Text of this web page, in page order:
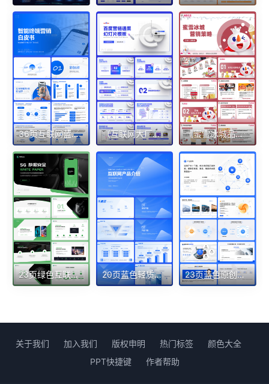
36页互联网蓝白行业分析报告传媒大学PPT模板 （互联网大厂专题02）62页原创百度定制蓝色主题3D立体感PPT模板 《蜜雪冰城品牌营销策略》市场调研分析28页PPT完整模板
23页绿色互联网发布会汇报总结年度答辩作品展示PPT模版 20页蓝色轻质感高端互联网样机产品介绍手册 23页蓝色原创品牌宣传web网页逻辑架构PPT模板
关于我们 加入我们 版权申明 热门标签
颜色大全
PPT快捷键
作者帮助